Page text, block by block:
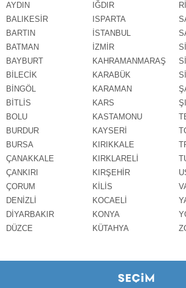
AYDIN
BALIKESİR
BARTIN
BATMAN
BAYBURT
BİLECİK
BİNGÖL
BİTLİS
BOLU
BURDUR
BURSA
ÇANAKKALE
ÇANKIRI
ÇORUM
DENİZLİ
DİYARBAKIR
DÜZCE
IĞDIR
ISPARTA
İSTANBUL
İZMİR
KAHRAMANMARAŞ
KARABÜK
KARAMAN
KARS
KASTAMONU
KAYSERİ
KIRIKKALE
KIRKLARELİ
KIRŞEHİR
KİLİS
KOCAELİ
KONYA
KÜTAHYA